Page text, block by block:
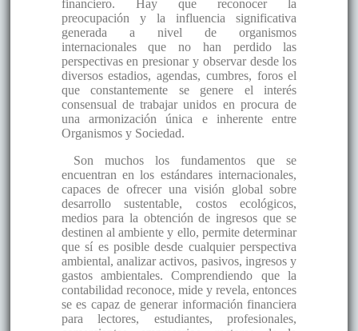
financiero. Hay que reconocer la
preocupación y la influencia significativa
generada a nivel de organismos
internacionales que no han perdido las
perspectivas en presionar y observar desde los
diversos estadios, agendas, cumbres, foros el
que constantemente se genere el interés
consensual de trabajar unidos en procura de
una armonización única e inherente entre
Organismos y Sociedad.
Son muchos los fundamentos que se
encuentran en los estándares internacionales,
capaces de ofrecer una visión global sobre
desarrollo sustentable, costos ecológicos,
medios para la obtención de ingresos que se
destinen al ambiente y ello, permite determinar
que sí es posible desde cualquier perspectiva
ambiental, analizar activos, pasivos, ingresos y
gastos ambientales. Comprendiendo que la
contabilidad reconoce, mide y revela, entonces
se es capaz de generar información financiera
para lectores, estudiantes, profesionales,